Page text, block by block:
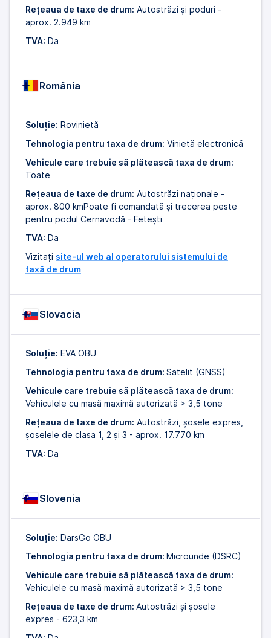
Rețeaua de taxe de drum: Autostrăzi și poduri -
aprox. 2.949 km
TVA: Da
România
Soluție: Rovinietă
Tehnologia pentru taxa de drum: Vinietă electronică
Vehicule care trebuie să plătească taxa de drum:
Toate
Rețeaua de taxe de drum: Autostrăzi naționale -
aprox. 800 kmPoate fi comandată și trecerea peste
pentru podul Cernavodă - Feteşti
TVA: Da
Vizitați site-ul web al operatorului sistemului de
taxă de drum
Slovacia
Soluție: EVA OBU
Tehnologia pentru taxa de drum: Satelit (GNSS)
Vehicule care trebuie să plătească taxa de drum:
Vehiculele cu masă maximă autorizată > 3,5 tone
Rețeaua de taxe de drum: Autostrăzi, șosele expres,
șoselele de clasa 1, 2 și 3 - aprox. 17.770 km
TVA: Da
Slovenia
Soluție: DarsGo OBU
Tehnologia pentru taxa de drum: Microunde (DSRC)
Vehicule care trebuie să plătească taxa de drum:
Vehiculele cu masă maximă autorizată > 3,5 tone
Rețeaua de taxe de drum: Autostrăzi și șosele
expres - 623,3 km